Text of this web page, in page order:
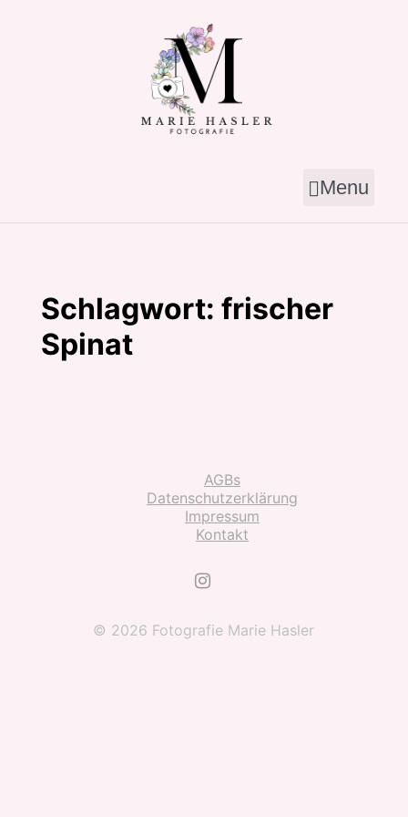
Menu
Schlagwort: frischer
Spinat
AGBs
Datenschutzerklärung
Impressum
Kontakt
© 2026 Fotografie Marie Hasler